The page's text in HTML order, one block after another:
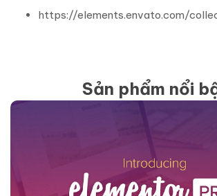
https://elements.envato.com/
Sản phẩm nổi